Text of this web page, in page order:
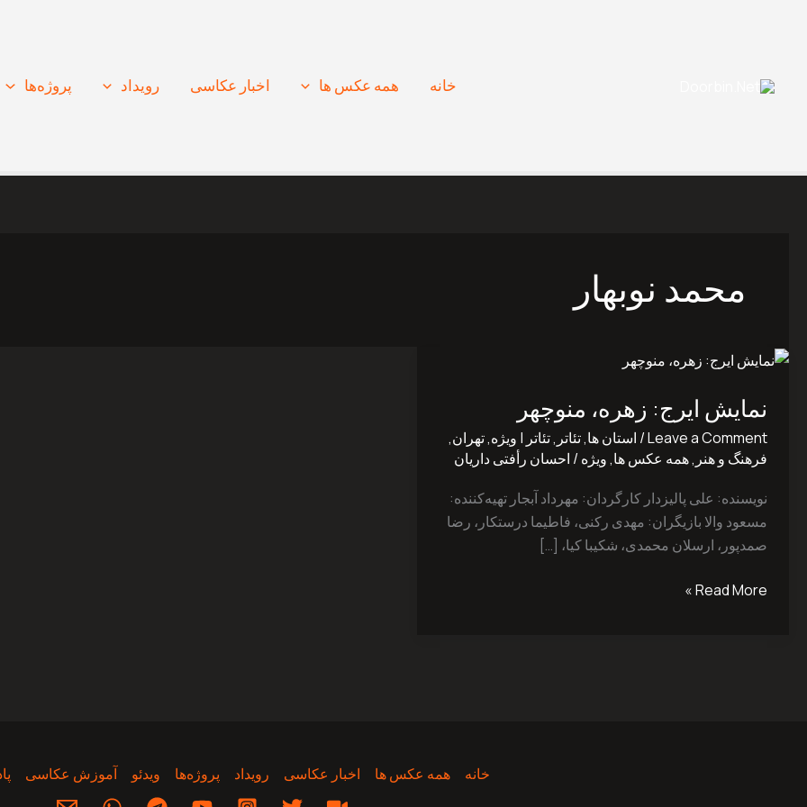
خانه همه عکس ها اخبار عکاسی رویداد پروژه‌‌ها
محمد نوبهار
نمایش ایرج: زهره، منوچهر
Leave a Comment
/ استان ها,تئاتر ,تئاتر | ویژه,تهران,
فرهنگ و هنر ,همه عکس ها,ویژه/ احسان رأفتی داریان
نویسنده: علی ‌پالیزدار کارگردان: مهرداد ‌آبجار تهیه‌کننده:
مسعود ‌والا بازیگران: مهدی ‌رکنی، فاطیما ‌درستکار، رضا
صمدپور، ارسلان ‌محمدی، شکیبا ‌کیا، […]
نمایش
زهره،
منوچهر
Read More »
خانه همه عکس ها اخبار عکاسی رویداد پروژه‌‌ها ویدئو آموزش عکاسی